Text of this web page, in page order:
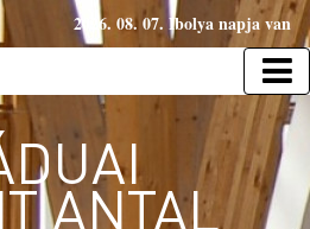
2026. 08. 07. Ibolya napja van
ANTAL